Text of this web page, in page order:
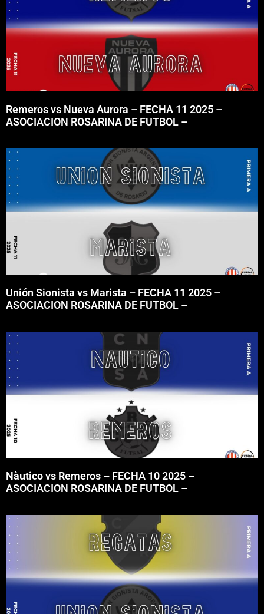
Remeros vs Nueva Aurora – FECHA 11 2025 –
ASOCIACION ROSARINA DE FUTBOL –
Unión Sionista vs Marista – FECHA 11 2025 –
ASOCIACION ROSARINA DE FUTBOL –
Nàutico vs Remeros – FECHA 10 2025 –
ASOCIACION ROSARINA DE FUTBOL –